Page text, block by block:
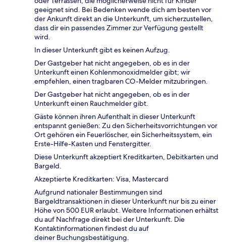
geeignet sind. Bei Bedenken wende dich am besten vor
der Ankunft direkt an die Unterkunft, um sicherzustellen,
dass dir ein passendes Zimmer zur Verfügung gestellt
wird.
In dieser Unterkunft gibt es keinen Aufzug.
Der Gastgeber hat nicht angegeben, ob es in der
Unterkunft einen Kohlenmonoxidmelder gibt; wir
empfehlen, einen tragbaren CO-Melder mitzubringen.
Der Gastgeber hat nicht angegeben, ob es in der
Unterkunft einen Rauchmelder gibt.
Gäste können ihren Aufenthalt in dieser Unterkunft
entspannt genießen: Zu den Sicherheitsvorrichtungen vor
Ort gehören ein Feuerlöscher, ein Sicherheitssystem, ein
Erste-Hilfe-Kasten und Fenstergitter.
Diese Unterkunft akzeptiert Kreditkarten, Debitkarten und
Bargeld.
Akzeptierte Kreditkarten: Visa, Mastercard
Aufgrund nationaler Bestimmungen sind
Bargeldtransaktionen in dieser Unterkunft nur bis zu einer
Höhe von 500 EUR erlaubt. Weitere Informationen erhältst
du auf Nachfrage direkt bei der Unterkunft. Die
Kontaktinformationen findest du auf
deiner Buchungsbestätigung.